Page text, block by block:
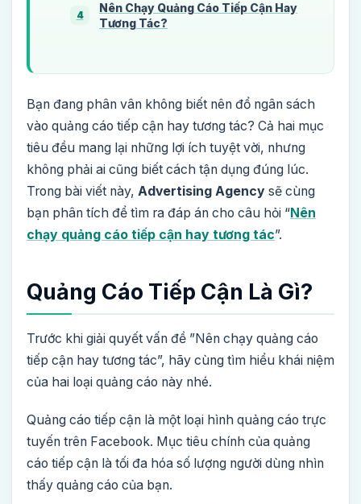
4
Nên Chạy Quảng Cáo Tiếp Cận Hay
Tương Tác?
Bạn đang phân vân không biết nên đổ ngân sách
vào quảng cáo tiếp cận hay tương tác? Cả hai mục
tiêu đều mang lại những lợi ích tuyệt vời, nhưng
không phải ai cũng biết cách tận dụng đúng lúc.
Trong bài viết này, Advertising Agency sẽ cùng
bạn phân tích để tìm ra đáp án cho câu hỏi “Nên
chạy quảng cáo tiếp cận hay tương tác”.
Quảng Cáo Tiếp Cận Là Gì?
Trước khi giải quyết vấn đề ”Nên chạy quảng cáo
tiếp cận hay tương tác”, hãy cùng tìm hiểu khái niệm
của hai loại quảng cáo này nhé.
Quảng cáo tiếp cận là một loại hình quảng cáo trực
tuyến trên Facebook. Mục tiêu chính của quảng
cáo tiếp cận là tối đa hóa số lượng người dùng nhìn
thấy quảng cáo của bạn.